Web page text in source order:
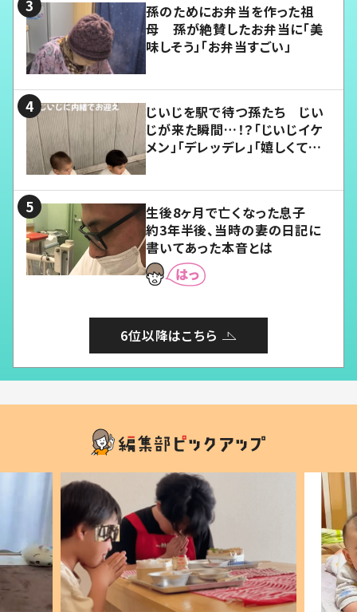
孫のためにお弁当を作った祖
母 孫が絶賛したお弁当に「美
味しそう」「お弁当すごい」
じいじを駅で待つ孫たち じい
じが来た瞬間…！？「じいじイケ
メン」「デレッデレ」「嬉しくて可
生後8ヶ月で亡くなった息子
約3年半後、当時の妻の日記に
書いてあった本音とは
6位以降はこちら